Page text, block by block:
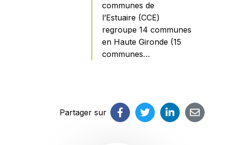
communes de
l’Estuaire (CCE)
regroupe 14 communes
en Haute Gironde (15
communes…
Partager sur